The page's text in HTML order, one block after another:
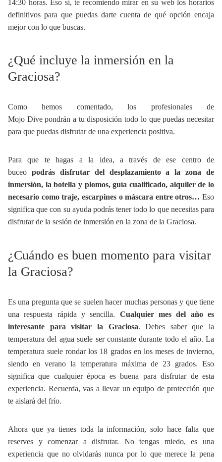
14:30 horas. Eso sí, te recomiendo mirar en su web los horarios
definitivos para que puedas darte cuenta de qué opción encaja
mejor con lo que buscas.
¿Qué incluye la inmersión en la
Graciosa?
Como hemos comentado, los profesionales de
Mojo Dive pondrán a tu disposición todo lo que puedas necesitar
para que puedas disfrutar de una experiencia positiva.
Para que te hagas a la idea, a través de ese centro de
buceo podrás disfrutar del desplazamiento a la zona de
inmersión, la botella y plomos, guía cualificado, alquiler de lo
necesario como traje, escarpines o máscara entre otros… Eso
significa que con su ayuda podrás tener todo lo que necesitas para
disfrutar de la sesión de inmersión en la zona de la Graciosa.
¿Cuándo es buen momento para visitar
la Graciosa?
Es una pregunta que se suelen hacer muchas personas y que tiene
una respuesta rápida y sencilla. Cualquier mes del año es
interesante para visitar la Graciosa. Debes saber que la
temperatura del agua suele ser constante durante todo el año. La
temperatura suele rondar los 18 grados en los meses de invierno,
siendo en verano la temperatura máxima de 23 grados. Eso
significa que cualquier época es buena para disfrutar de esta
experiencia. Recuerda, vas a llevar un equipo de protección que
te aislará del frío.
Ahora que ya tienes toda la información, solo hace falta que
reserves y comenzar a disfrutar. No tengas miedo, es una
experiencia que no olvidarás nunca por lo que merece la pena